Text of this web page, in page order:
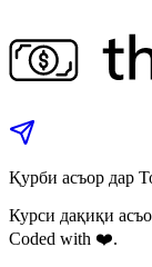
Қурби асъор дар
Курси дақиқи
Coded with ❤️.